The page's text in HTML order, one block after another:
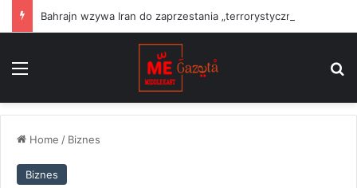
Home / Biznes
Biznes